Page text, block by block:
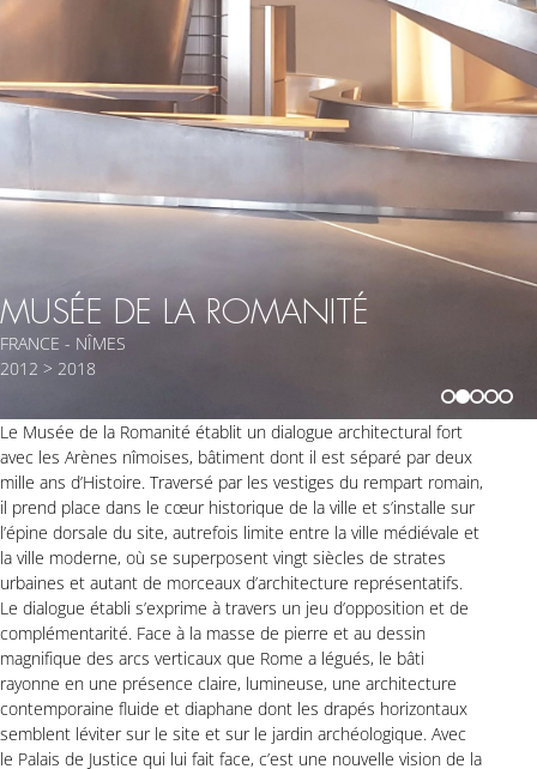
MUSÉE DE LA ROMANITÉ
FRANCE - NÎMES
2012 > 2018
Le Musée de la Romanité établit un dialogue architectural fort
avec les Arènes nîmoises, bâtiment dont il est séparé par deux
mille ans d’Histoire. Traversé par les vestiges du rempart romain,
il prend place dans le cœur historique de la ville et s’installe sur
l’épine dorsale du site, autrefois limite entre la ville médiévale et
la ville moderne, où se superposent vingt siècles de strates
urbaines et autant de morceaux d’architecture représentatifs.
Le dialogue établi s’exprime à travers un jeu d’opposition et de
complémentarité. Face à la masse de pierre et au dessin
magnifique des arcs verticaux que Rome a légués, le bâti
rayonne en une présence claire, lumineuse, une architecture
contemporaine fluide et diaphane dont les drapés horizontaux
semblent léviter sur le site et sur le jardin archéologique. Avec
le Palais de Justice qui lui fait face, c’est une nouvelle vision de la